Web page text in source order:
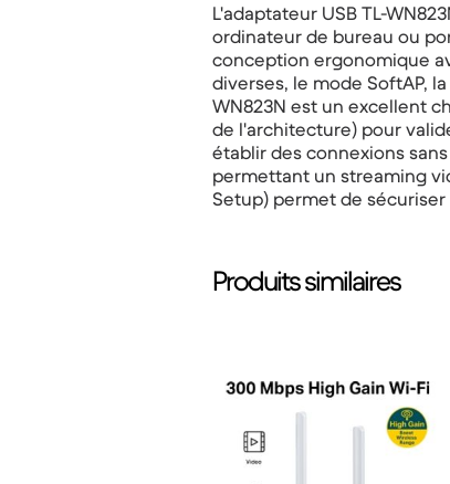
L'adaptateur USB TL-
ordinateur de bureau ou
conception ergonomique
diverses, le mode SoftAP,
WN823N est un excellent
de l'architecture) pour
établir des connexions
permettant un streaming
Setup) permet de
Produits similaires